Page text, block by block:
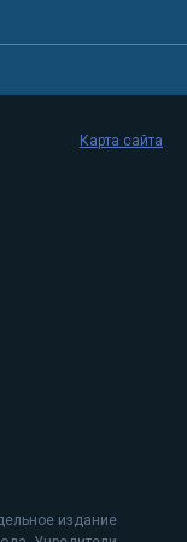
издание
Карта сайта